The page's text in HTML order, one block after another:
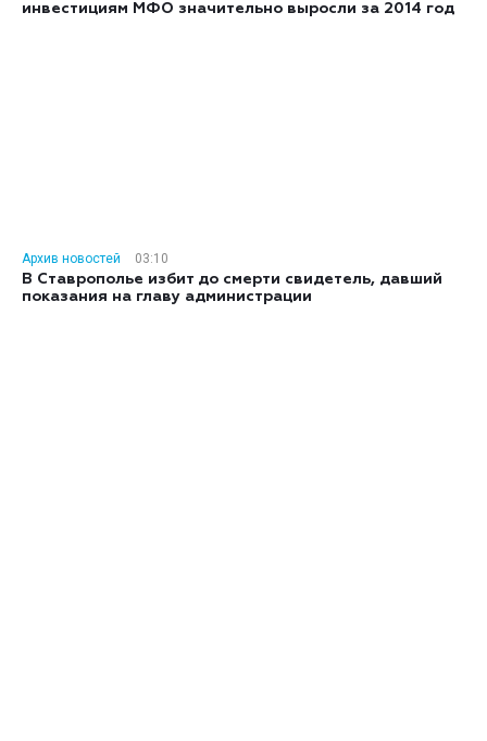
инвестициям МФО значительно выросли за 2014 год
Архив новостей
03:10
В Ставрополье избит до смерти свидетель, давший
показания на главу администрации